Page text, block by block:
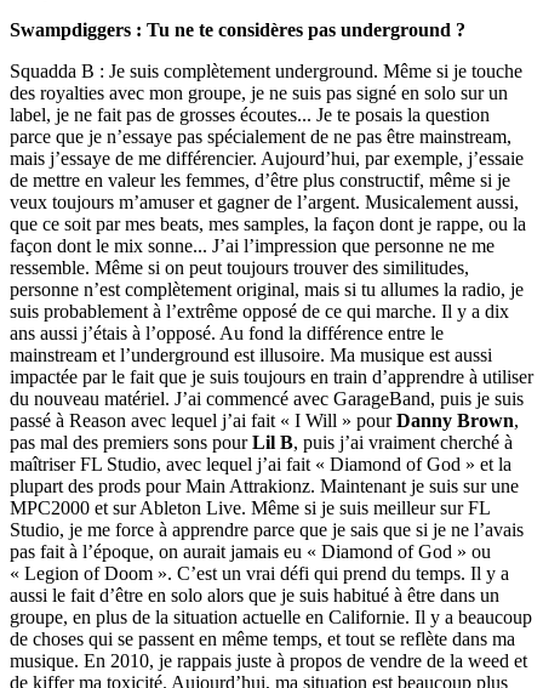
Swampdiggers : Tu ne te considères pas underground ?
Squadda B : Je suis complètement underground. Même si je touche
des royalties avec mon groupe, je ne suis pas signé en solo sur un
label, je ne fait pas de grosses écoutes... Je te posais la question
parce que je n’essaye pas spécialement de ne pas être mainstream,
mais j’essaye de me différencier. Aujourd’hui, par exemple, j’essaie
de mettre en valeur les femmes, d’être plus constructif, même si je
veux toujours m’amuser et gagner de l’argent. Musicalement aussi,
que ce soit par mes beats, mes samples, la façon dont je rappe, ou la
façon dont le mix sonne... J’ai l’impression que personne ne me
ressemble. Même si on peut toujours trouver des similitudes,
personne n’est complètement original, mais si tu allumes la radio, je
suis probablement à l’extrême opposé de ce qui marche. Il y a dix
ans aussi j’étais à l’opposé. Au fond la différence entre le
mainstream et l’underground est illusoire. Ma musique est aussi
impactée par le fait que je suis toujours en train d’apprendre à utiliser
du nouveau matériel. J’ai commencé avec GarageBand, puis je suis
passé à Reason avec lequel j’ai fait « I Will » pourDanny Brown,
pas mal des premiers sons pourLil B, puis j’ai vraiment cherché à
maîtriser FL Studio, avec lequel j’ai fait « Diamond of God » et la
plupart des prods pour Main Attrakionz. Maintenant je suis sur une
MPC2000 et sur Ableton Live. Même si je suis meilleur sur FL
Studio, je me force à apprendre parce que je sais que si je ne l’avais
pas fait à l’époque, on aurait jamais eu « Diamond of God » ou
« Legion of Doom ». C’est un vrai défi qui prend du temps. Il y a
aussi le fait d’être en solo alors que je suis habitué à être dans un
groupe, en plus de la situation actuelle en Californie. Il y a beaucoup
de choses qui se passent en même temps, et tout se reflète dans ma
musique. En 2010, je rappais juste à propos de vendre de la weed et
de kiffer ma toxicité. Aujourd’hui, ma situation est beaucoup plus